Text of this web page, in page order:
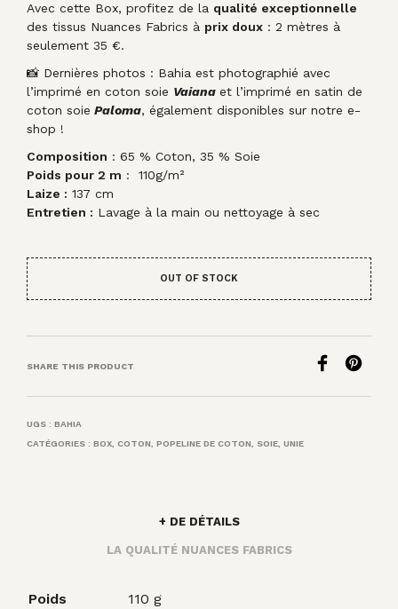
Avec cette Box, profitez de la qualité exceptionnelle
des tissus Nuances Fabrics à prix doux : 2 mètres à
seulement 35 €.
📸 Dernières photos : Bahia est photographié avec
l’imprimé en coton soie Vaiana et l’imprimé en satin de
coton soie Paloma, également disponibles sur notre e-
shop !
Composition : 65 % Coton, 35 % Soie
Poids pour 2 m : 110g/m²
Laize : 137 cm
Entretien : Lavage à la main ou nettoyage à sec
OUT OF STOCK
SHARE THIS PRODUCT
UGS : BAHIA
CATÉGORIES : BOX, COTON, POPELINE DE COTON, SOIE, UNIE
+ DE DÉTAILS
LA QUALITÉ NUANCES FABRICS
Poids 110 g